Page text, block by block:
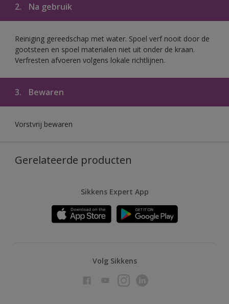
2. Na gebruik
Reiniging gereedschap met water. Spoel verf nooit door de
gootsteen en spoel materialen niet uit onder de kraan.
Verfresten afvoeren volgens lokale richtlijnen.
3. Bewaren
Vorstvrij bewaren
Gerelateerde producten
Sikkens Expert App
Volg Sikkens